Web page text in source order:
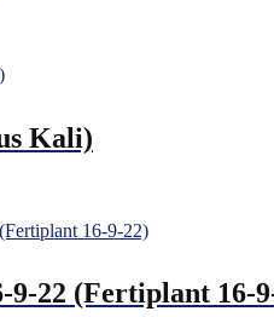
Kali)
22 (Fertiplant 16-